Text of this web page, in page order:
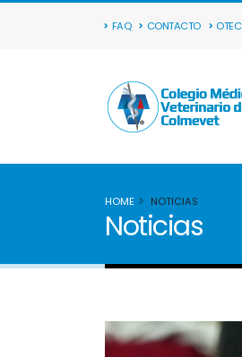
FAQ CONTACTO OTEC
HOME NOTICIAS
Noticias